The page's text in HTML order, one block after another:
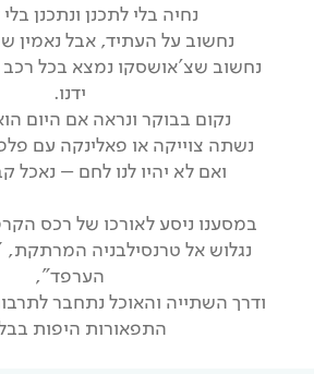
נחיה בלי לתכנן ונתכנן
נחשוב על העתיד, אבל נאמין
נחשוב שצ'אושסקו נמצא בכל
ידנו.
נקום בבוקר ונראה אם היום
נשתה צוייקה או פאלינקה עם
ואם לא יהיו לנו לחם – נאכל
במסענו ניסע לאורכו של רכס
נגלוש אל טרנסילבניה המרתקת,
הערפד",
ודרך השתייה והאוכל נתחבר
התפאורות היפות